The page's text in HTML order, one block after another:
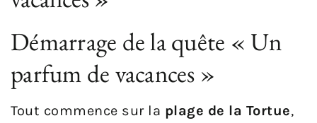
Démarrage de la quête « Un
parfum de vacances »
Tout commence sur la plage de la Tortue,